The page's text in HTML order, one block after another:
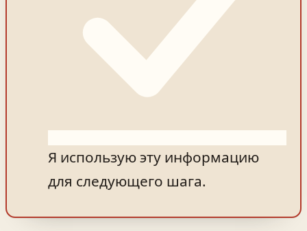
Я использую эту информацию
для следующего шага.